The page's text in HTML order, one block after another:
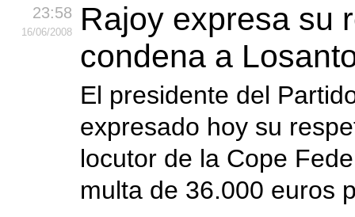
23:58
16/06/2008
Rajoy expresa su
condena a
El presidente del
expresado hoy su
locutor de la Cope
multa de 36.000 euros